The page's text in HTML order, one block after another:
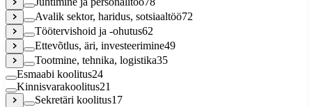
Avalik sektor, haridus, sotsiaaltöö72
Töötervishoid ja -ohutus62
Ettevõtlus, äri, investeerimine49
Tootmine, tehnika, logistika35
Esmaabi koolitus24
Kinnisvarakoolitus21
Sekretäri koolitus17